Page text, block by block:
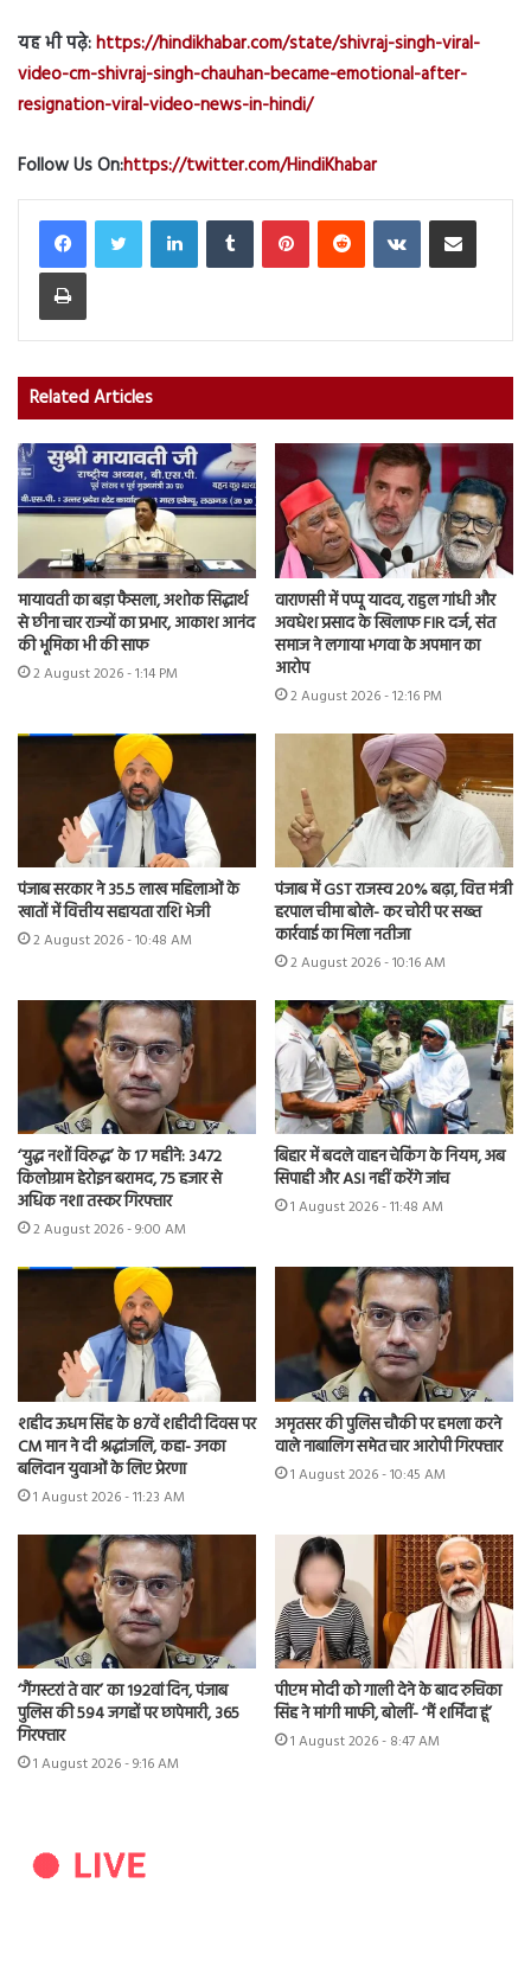
यह भी पढ़े:https://hindikhabar.com/state/shivraj-singh-viral-
video-cm-shivraj-singh-chauhan-became-emotional-after-
resignation-viral-video-news-in-hindi/
Follow Us On:https://twitter.com/HindiKhabar
LinkedInTumblr PinterestReddit VKontakteShare via Email
Print
Related Articles
मायावती का बड़ा फैसला, अशोक सिद्धार्थ
से छीना चार राज्यों का प्रभार, आकाश आनंद
की भूमिका भी की साफ
2 August 2026 - 1:14 PM
वाराणसी में पप्पू यादव, राहुल गांधी और
अवधेश प्रसाद के खिलाफ FIR दर्ज, संत
समाज ने लगाया भगवा के अपमान का
आरोप
2 August 2026 - 12:16 PM
पंजाब सरकार ने 35.5 लाख महिलाओं के
खातों में वित्तीय सहायता राशि भेजी
2 August 2026 - 10:48 AM
पंजाब में GST राजस्व 20% बढ़ा, वित्त मंत्री
हरपाल चीमा बोले- कर चोरी पर सख्त
कार्रवाई का मिला नतीजा
2 August 2026 - 10:16 AM
‘युद्ध नशों विरुद्ध’ के 17 महीने: 3472
किलोग्राम हेरोइन बरामद, 75 हजार से
अधिक नशा तस्कर गिरफ्तार
2 August 2026 - 9:00 AM
बिहार में बदले वाहन चेकिंग के नियम, अब
सिपाही और ASI नहीं करेंगे जांच
1 August 2026 - 11:48 AM
शहीद ऊधम सिंह के 87वें शहीदी दिवस पर
CM मान ने दी श्रद्धांजलि, कहा- उनका
बलिदान युवाओं के लिए प्रेरणा
1 August 2026 - 11:23 AM
अमृतसर की पुलिस चौकी पर हमला करने
वाले नाबालिग समेत चार आरोपी गिरफ्तार
1 August 2026 - 10:45 AM
‘गैंगस्टरां ते वार’ का 192वां दिन, पंजाब
पुलिस की 594 जगहों पर छापेमारी, 365
गिरफ्तार
1 August 2026 - 9:16 AM
पीएम मोदी को गाली देने के बाद रुचिका
सिंह ने मांगी माफी, बोलीं- ‘मैं शर्मिंदा हूं’
1 August 2026 - 8:47 AM